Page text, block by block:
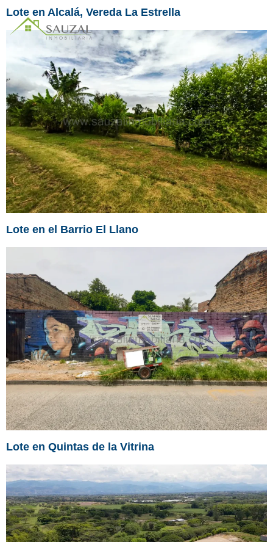
Lote en Alcalá, Vereda La Estrella
Lote en el Barrio El Llano
Lote en Quintas de la Vitrina